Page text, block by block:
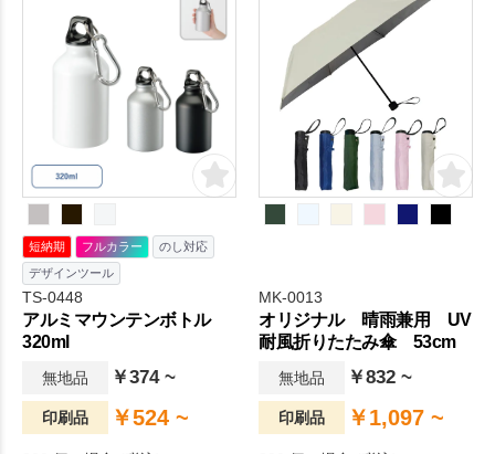
ンレスタンブラーです。ザラ
ッっとした質感にセンスが光
る、おしゃれでマニッシュな
ドリンクウェアシリーズ
『Zalatto』。メンズはもちろ
ズライクをチョイスするのが
人気です。真空2層式のステン
レスサーモ構造。真空層が熱
伝導をシャットアウトして、
長時間しっかり保温、保冷し
てくれます。いつでもホット
ドリンク、キンキン コールド
ドリンク。
プで、フタを外せばすぐ洗え
る手間要らずな仕様が嬉しい
商品です。フタがあるので冷
めにくくホコリも入らないの
で長時間ご使用できます。ご
家庭やオフィス、キャンプな
どのアウトドアシーンなど使
える場所は様々です。記念
品、オリジナルグッズ、ノベ
ルティなど多くのシーンでお
短納期 フルカラー
のし対応
デザインツール
TS-0448
アルミマウンテンボトル
320ml
無地品 ￥374 ~
印刷品 ￥524 ~
MK-0013
オリジナル 晴雨兼用 UV
耐風折りたたみ傘 53cm
無地品 ￥832 ~
印刷品 ￥1,097 ~